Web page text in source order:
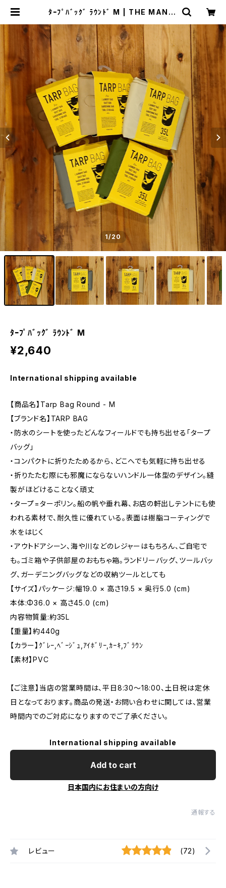
ﾀｰﾌﾟﾊﾞｯｸﾞ ﾗｳﾝﾄﾞ M | THE MANIA
1/20
ﾀｰﾌﾟﾊﾞｯｸﾞ ﾗｳﾝﾄﾞ M
¥2,640
International shipping available
【商品名】Tarp Bag Round - M
【ブランド名】TARP BAG
・防水のシートを使ったどんなフィールドでも持ち出せる「タープ
バッグ」
・コンパクトに折りたためるから、どこへでも気軽に持ち出せる
・折りたたむ際にも邪魔にならないハンドル一体型のデザイン。縫
製がほどけることなく頑丈
・タープ=ターポリン。船の帆や垂れ幕、お店の軒出しテントにも使
われる素材で、耐久性に優れている。表面は樹脂コーティングで
水をはじく
・アウトドアシーン、海や川などのレジャーはもちろん、ご自宅で
も。ゴミ箱や子供部屋のおもちゃ箱。ランドリーバッグ、ツールバッ
グ、ガーデニングバッグなどの収納ツールとしても
【サイズ】パッケージ:幅19.0 × 高さ19.5 × 奥行5.0 (cm)
本体:Φ36.0 × 高さ45.0 (cm)
内容物質量:約35L
【重量】約440g
【カラー】ｸﾞﾚｰ,ﾍﾞｰｼﾞｭ,ｱｲﾎﾞﾘｰ,ｶｰｷ,ﾌﾞﾗｳﾝ
【素材】PVC
【ご注意】当店の営業時間は、平日8:30～18:00、土日祝は定休
日となっております。商品の発送・お問い合わせに関しては、営業
時間内でのご対応になりますのでご了承ください。
International shipping available
Add to cart
日本国内にお住まいの方向け
通報する
レビュー (72)